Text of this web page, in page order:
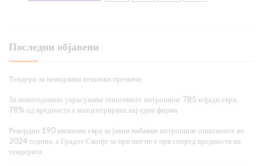
Последни објавени
Тендери за невидливи пешачки премини
За новогодишно украсување општините потрошиле 785 илјади евра,
78% од вредноста е концентрирана кај една фирма
Рекордни 190 милиони евра за јавни набавки потрошиле општините во
2024 година, а Градот Скопје за прв пат не е прв според вредноста на
тендерите